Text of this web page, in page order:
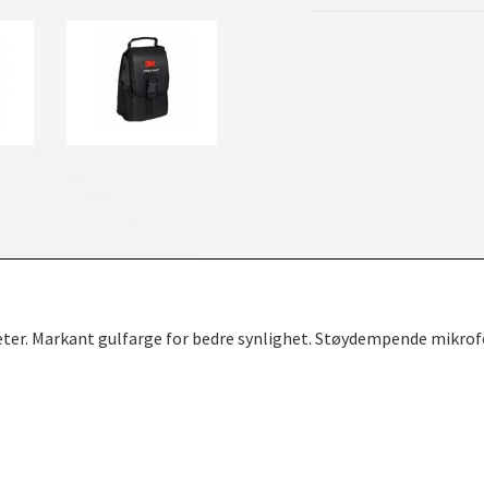
Markant gulfarge for bedre synlighet. Støydempende